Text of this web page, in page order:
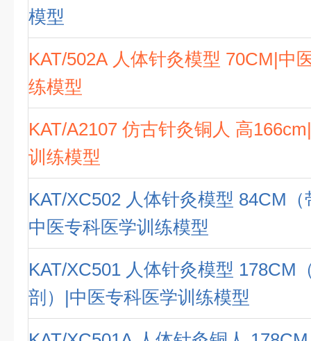
模型
KAT/502A 人体针灸模型 70CM|中
练模型
KAT/A2107 仿古针灸铜人 高
训练模型
KAT/XC502 人体针灸模型 84CM
中医专科医学训练模型
KAT/XC501 人体针灸模型 178CM
剖）|中医专科医学训练模型